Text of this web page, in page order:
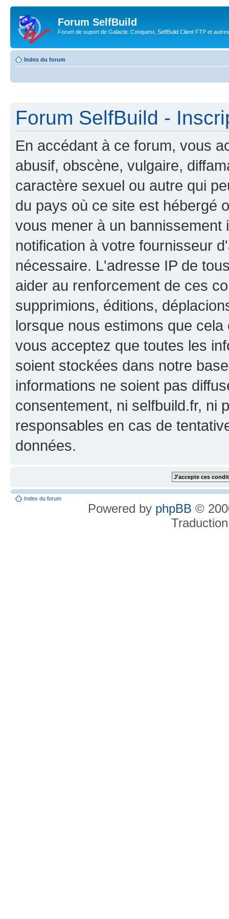
Forum SelfBuild
Forum de suport de Galactic Conquest, SelfBuild Client FTP et
Index du forum
Forum SelfBuild -
En accédant à ce forum, vous
abusif, obscène, vulgaire,
caractère sexuel ou autre qui
du pays où ce site est hébergé
vous mener à un
notification à votre fournisseur
nécessaire. L'adresse IP de
aider au renforcement de ces
supprimions, éditions,
lorsque nous estimons que
vous acceptez que toutes les
soient stockées dans notre
informations ne soient pas
consentement, ni selfbuild.fr, ni
responsables en cas de
données.
Index du forum
Powered by phpBB ©